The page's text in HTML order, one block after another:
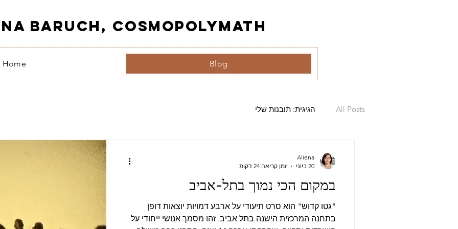
BARUCH, CosmoPolymath
Home Blog
All Posts הגיגית: תובנות שלי
במקום הכי נמוך בתל-אביב
"גטו קדוש" הוא סרט תיעודי על ארבע דמויות יוצאות דופן
בתחנה המרכזית הישנה בתל אביב. זהו מסמך אנושי ייחודי על
Aliena
20 ביוני
זמן קריאה 24 דקות